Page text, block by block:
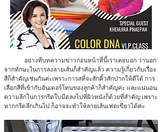
จากทักษะในการลงลายเส้นก็สำคัญแล้ว ความรู้เกี่ยวกับเรื่อง
สีก็สำคัญเช่นกันค่ะเพราะการสที่จะสักคิ้วสักปากให้ดีได้ การ
เลือกสีที่เข้ากับอันเดอร์โทนของลูกค้าก็สำคัญค่ะ และแน่นอน
ความลึกในการกรีดใบมีดลงไปที่ผิวหนังก็ด้วยที่สำคัญ เพราะ
หากกรีดลึกเกินไป ก็อาจจะทำให้ลายเส้นเฟดเขียวได้ค่ะ